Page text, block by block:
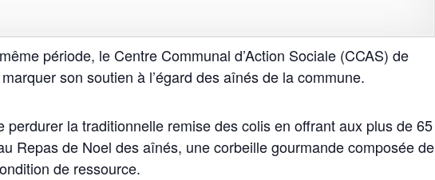
période, le Centre Communal d’Action Sociale (CCAS) de
son soutien à l’égard des aînés de la commune.
perdurer la traditionnelle remise des colis en offrant aux plus de 65
Repas de Noel des aînés, une corbeille gourmande composée de
de ressource.